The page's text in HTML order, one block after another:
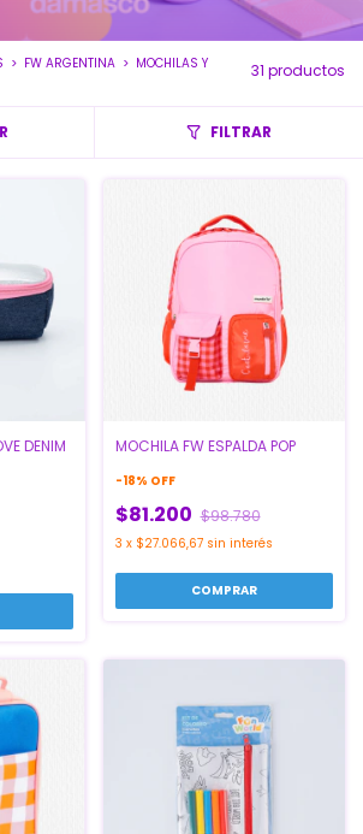
> FW ARGENTINA > MOCHILAS Y
31 productos
FILTRAR
DENIM MOCHILA FW ESPALDA POP
-18% OFF
$81.200 $98.780
3 x $27.066,67 sin interés